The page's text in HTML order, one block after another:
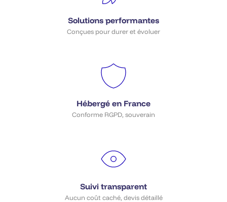
Solutions performantes
Conçues pour durer et évoluer
Hébergé en France
Conforme RGPD, souverain
Suivi transparent
Aucun coût caché, devis détaillé